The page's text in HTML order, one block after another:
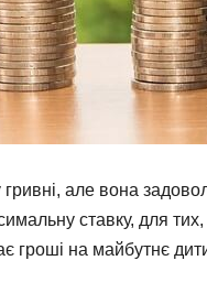
але вона
ставку, для
гроші на майбутнє